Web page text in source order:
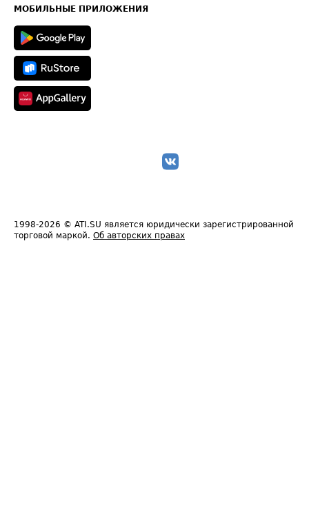
Техническая информация
МОБИЛЬНЫЕ ПРИЛОЖЕНИЯ
1998-2026 © ATI.SU является юридически зарегистрированной
торговой маркой. Об авторских правах